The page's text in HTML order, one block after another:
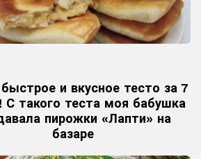
и вкусное тесто за 7
С такого теста моя бабушка
пирожки «Лапти» на
базаре